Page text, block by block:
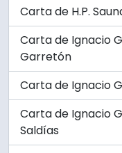
Carta de H.P.
Carta de Ignacio
Garretón
Carta de Ignacio
Carta de Ignacio
Saldías